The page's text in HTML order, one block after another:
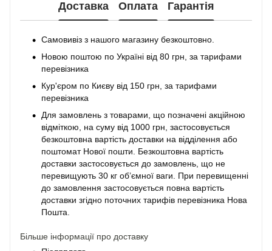
Доставка Оплата Гарантія
Самовивіз з нашого магазину безкоштовно.
Новою поштою по Україні від 80 грн, за тарифами
перевізника
Кур'єром по Києву від 150 грн, за тарифами
перевізника
Для замовлень з товарами, що позначені акційною
відміткою, на суму від 1000 грн, застосовується
безкоштовна вартість доставки на відділення або
поштомат Нової пошти. Безкоштовна вартість
доставки застосовується до замовлень, що не
перевищують 30 кг об’ємної ваги. При перевищенні
до замовлення застосовується повна вартість
доставки згідно поточних тарифів перевізника Нова
Пошта.
Більше інформації про доставку